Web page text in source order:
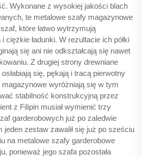
Wykonane z wysokiej jakości blach
te metalowe szafy magazynowe
które łatwo wytrzymują
ciężkie ładunki. W rezultacie ich półki
się ani nie odkształcają się nawet
Z drugiej strony drewniane
się, pękają i tracą pierwotny
magazynowe wyróżniają się w tym
stabilność konstrukcyjną przez
z Filipin musiał wymienić trzy
garderobowych już po zaledwie
jeden zestaw zawalił się już po sześciu
na metalowe szafy garderobowe
ponieważ jego szafa pozostała